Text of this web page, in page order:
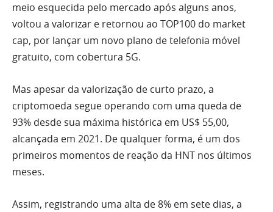
meio esquecida pelo mercado após alguns anos,
voltou a valorizar e retornou ao TOP100 do market
cap, por lançar um novo plano de telefonia móvel
gratuito, com cobertura 5G.
Mas apesar da valorização de curto prazo, a
criptomoeda segue operando com uma queda de
93% desde sua máxima histórica em US$ 55,00,
alcançada em 2021. De qualquer forma, é um dos
primeiros momentos de reação da HNT nos últimos
meses.
Assim, registrando uma alta de 8% em sete dias, a